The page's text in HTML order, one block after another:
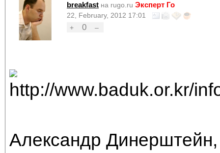
breakfast на rugo.ru Эксперт Го
22, February, 2012 17:01
+
0 –
Александр Динерштейн,